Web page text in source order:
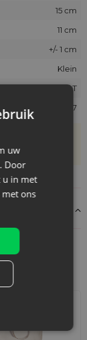
15 cm
11 cm
+/- 1 cm
Klein
07-JUT-1215-L.NAT
5903003408017
kan hun
de
kunnen
uw
Door
u in met
ons